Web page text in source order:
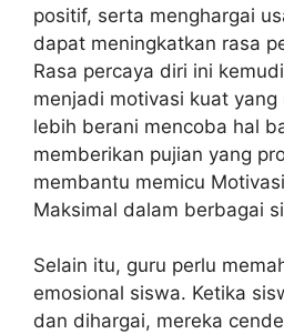
positif, serta menghargai
dapat meningkatkan rasa
Rasa percaya diri ini
menjadi motivasi kuat
lebih berani mencoba hal
memberikan pujian yang
membantu memicu
Maksimal dalam berbagai
Selain itu, guru perlu
emosional siswa. Ketika
dan dihargai, mereka